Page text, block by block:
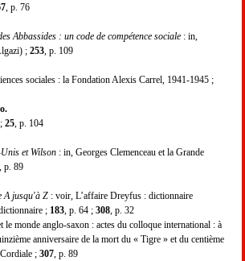
, p. 76
Abbassides : un code de compétence sociale : in,
; 253 , p. 109
sociales : la Fondation Alexis Carrel, 1941-1945 ;
25 , p. 104
et Wilson : in, Georges Clemenceau et la Grande
, p. 89
A jusqu'à Z : voir, L’affaire Dreyfus : dictionnaire
; 183 , p. 64 ; 308 , p. 32
le monde anglo-saxon : actes du colloque international : à
anniversaire de la mort du « Tigre » et du centième
; 307 , p. 89